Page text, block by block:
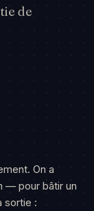
de
On a
— pour bâtir un
sortie :